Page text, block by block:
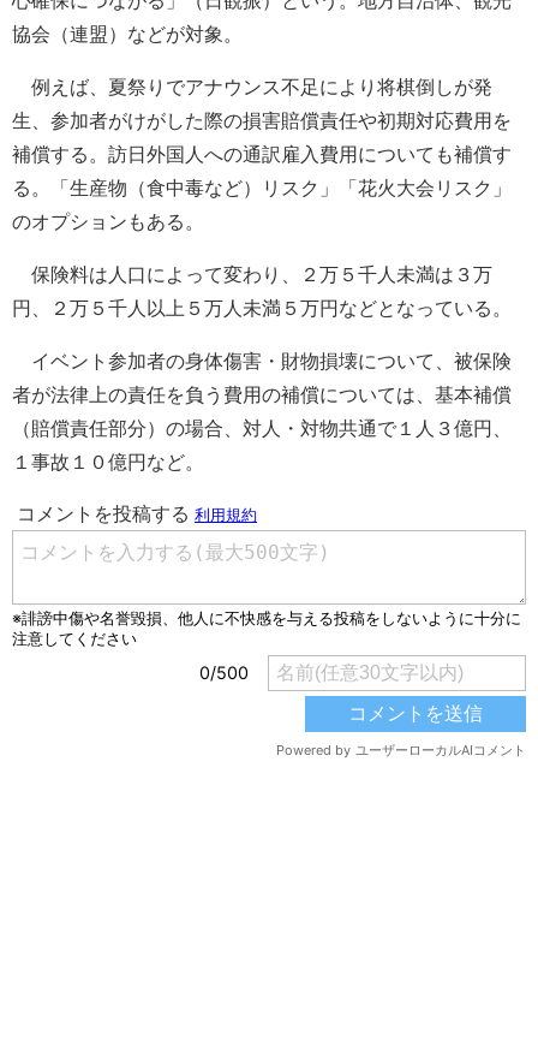
協会（連盟）などが対象。
例えば、夏祭りでアナウンス不足により将棋倒しが発
生、参加者がけがした際の損害賠償責任や初期対応費用を
補償する。訪日外国人への通訳雇入費用についても補償す
る。「生産物（食中毒など）リスク」「花火大会リスク」
のオプションもある。
保険料は人口によって変わり、２万５千人未満は３万
円、２万５千人以上５万人未満５万円などとなっている。
イベント参加者の身体傷害・財物損壊について、被保険
者が法律上の責任を負う費用の補償については、基本補償
（賠償責任部分）の場合、対人・対物共通で１人３億円、
１事故１０億円など。